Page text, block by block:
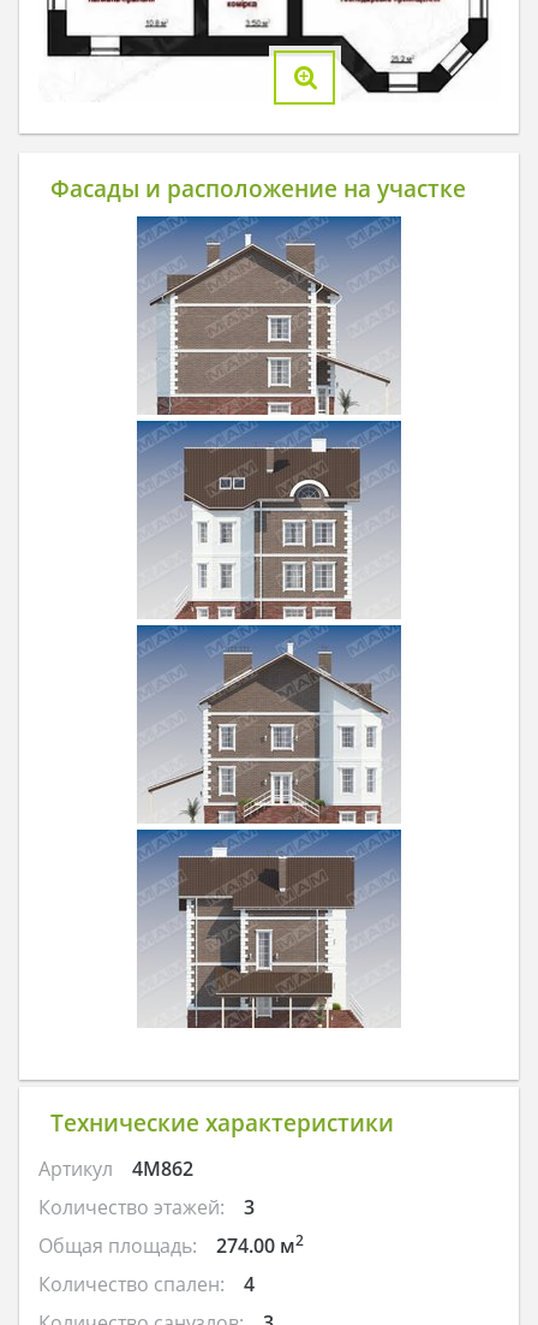
Фасады и расположение на участке
Технические характеристики
Артикул
4M862
Количество этажей:
3
Общая площадь:
274.00 м2
Количество спален:
4